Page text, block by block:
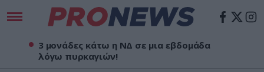
3 μονάδες κάτω η ΝΔ σε μια εβδομάδα
λόγω πυρκαγιών!